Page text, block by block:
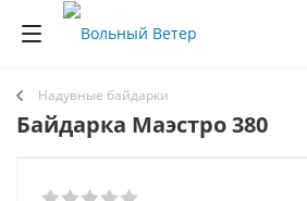
Надувные байдарки
Байдарка Маэстро 380